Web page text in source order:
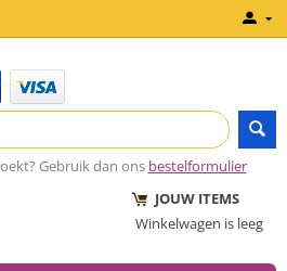
Gebruik dan ons bestelformulier
JOUW ITEMS
Winkelwagen is leeg